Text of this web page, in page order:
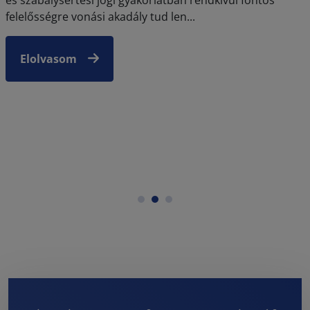
felelősségre vonási akadály tud len...
Elolvasom